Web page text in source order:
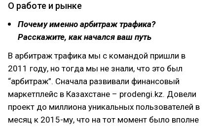
О работе и рынке
Почему именно арбитраж трафика?
Расскажите, как начался ваш путь
В арбитраж трафика мы с командой пришли в
2011 году, но тогда мы не знали, что это был
“арбитраж”. Сначала развивали финансовый
маркетплейс в Казахстане – prodengi.kz. Довели
проект до миллиона уникальных пользователей в
месяц к 2015-му, что на тот момент было вполне